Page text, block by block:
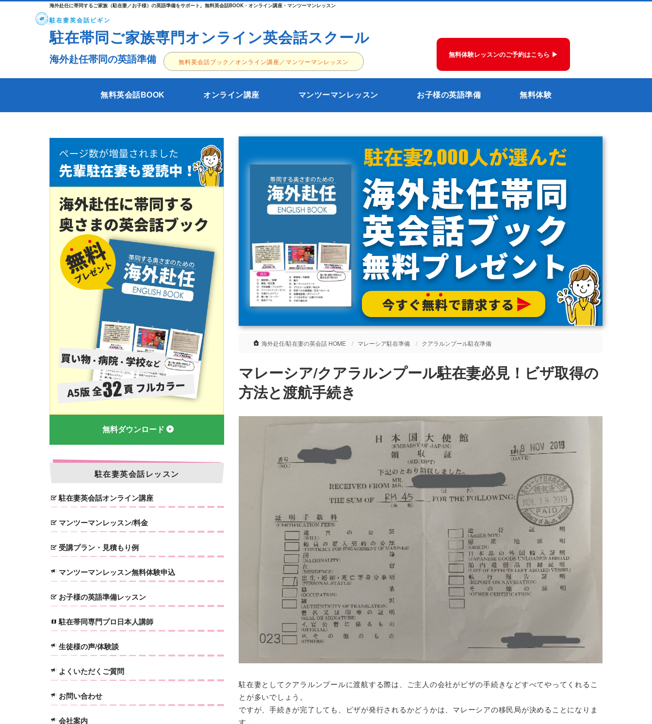
海外赴任に帯同するご家族（駐在妻／お子様）の英語準備をサポート。無料英会話BOOK・オンライン講座・マンツーマンレッスン
駐在妻英会話ビギン
駐在帯同ご家族専門オンライン英会話スクール
海外赴任帯同の英語準備 無料英会話ブック／オンライン講座／マンツーマンレッスン
無料体験レッスンのご予約はこちら ▶
無料英会話BOOK オンライン講座 マンツーマンレッスン お子様の英語準備 無料体験
海外赴任/駐在妻の英会話 HOME マレーシア駐在準備 クアラルンプール駐在準備
マレーシア/クアラルンプール駐在妻必見！ビザ取得の
方法と渡航手続き
駐在妻としてクアラルンプールに渡航する際は、ご主人の会社がビザの手続きなどすべてやってくれるこ
とが多いでしょう。
ですが、手続きが完了しても、ビザが発行されるかどうかは、マレーシアの移民局が決めることになりま
す。
無料ダウンロード
駐在妻英会話レッスン
駐在妻英会話オンライン講座
マンツーマンレッスン/料金
受講プラン・見積もり例
マンツーマンレッスン無料体験申込
お子様の英語準備レッスン
駐在帯同専門プロ日本人講師
生徒様の声/体験談
よくいただくご質問
お問い合わせ
会社案内